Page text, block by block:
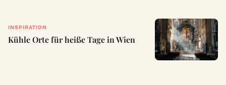
INSPIRATION
Kühle Orte für heiße Tage in Wien